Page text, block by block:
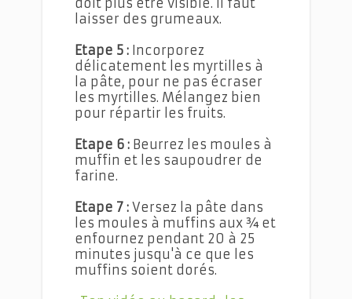
doit plus être visible. Il faut
laisser des grumeaux.
Etape 5 : Incorporez
délicatement les myrtilles à
la pâte, pour ne pas écraser
les myrtilles. Mélangez bien
pour répartir les fruits.
Etape 6 : Beurrez les moules à
muffin et les saupoudrer de
farine.
Etape 7 : Versez la pâte dans
les moules à muffins aux ¾ et
enfournez pendant 20 à 25
minutes jusqu'à ce que les
muffins soient dorés.